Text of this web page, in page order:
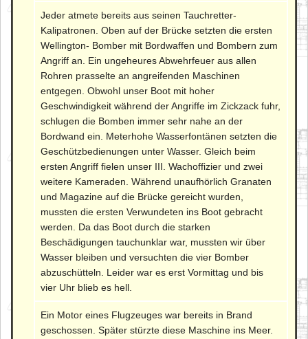
Jeder atmete bereits aus seinen Tauchretter-
Kalipatronen. Oben auf der Brücke setzten die ersten
Wellington- Bomber mit Bordwaffen und Bombern zum
Angriff an. Ein ungeheures Abwehrfeuer aus allen
Rohren prasselte an angreifenden Maschinen
entgegen. Obwohl unser Boot mit hoher
Geschwindigkeit während der Angriffe im Zickzack fuhr,
schlugen die Bomben immer sehr nahe an der
Bordwand ein. Meterhohe Wasserfontänen setzten die
Geschützbedienungen unter Wasser. Gleich beim
ersten Angriff fielen unser III. Wachoffizier und zwei
weitere Kameraden. Während unaufhörlich Granaten
und Magazine auf die Brücke gereicht wurden,
mussten die ersten Verwundeten ins Boot gebracht
werden. Da das Boot durch die starken
Beschädigungen tauchunklar war, mussten wir über
Wasser bleiben und versuchten die vier Bomber
abzuschütteln. Leider war es erst Vormittag und bis
vier Uhr blieb es hell.
Ein Motor eines Flugzeuges war bereits in Brand
geschossen. Später stürzte diese Maschine ins Meer.